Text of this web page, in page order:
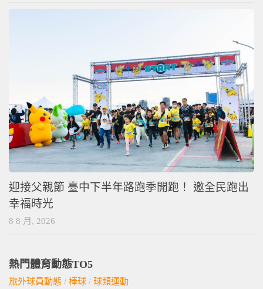
迎接父親節 臺中下半年路跑季開跑！ 邀全民跑出
幸福時光
8 8 月, 2026
熱門體育動態TO5
旅外球員動態 / 棒球 / 球類運動